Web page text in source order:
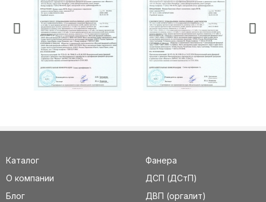
Каталог
О компании
Блог
Фанера
ДСП (ДСтП)
ДВП (оргалит)